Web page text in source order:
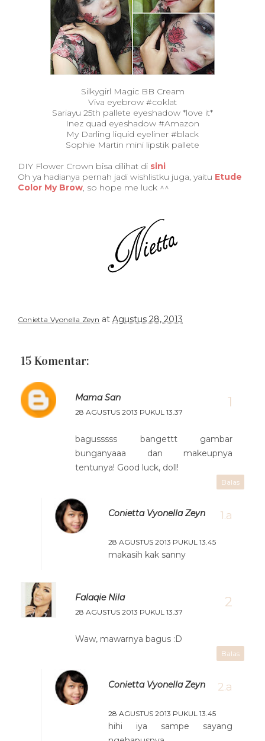
Silkygirl Magic BB Cream
Viva eyebrow #coklat
Sariayu 25th pallete eyeshadow *love it*
Inez quad eyeshadow #Amazon
My Darling liquid eyeliner #black
Sophie Martin mini lipstik pallete
DIY Flower Crown bisa dilihat di sini
Oh ya hadianya pernah jadi wishlistku juga, yaitu Etude
Color My Brow, so hope me luck ^^
Conietta Vyonella Zeyn atAgustus 28, 2013
15 Komentar:
Mama San
28 AGUSTUS 2013 PUKUL 13.37
bagusssss bangettt gambar
bunganyaaa dan makeupnya
tentunya! Good luck, doll!
Balas
Conietta Vyonella Zeyn
28 AGUSTUS 2013 PUKUL 13.45
makasih kak sanny
Falaqie Nila
28 AGUSTUS 2013 PUKUL 13.37
Waw, mawarnya bagus :D
Balas
Conietta Vyonella Zeyn
28 AGUSTUS 2013 PUKUL 13.45
hihi iya sampe sayang